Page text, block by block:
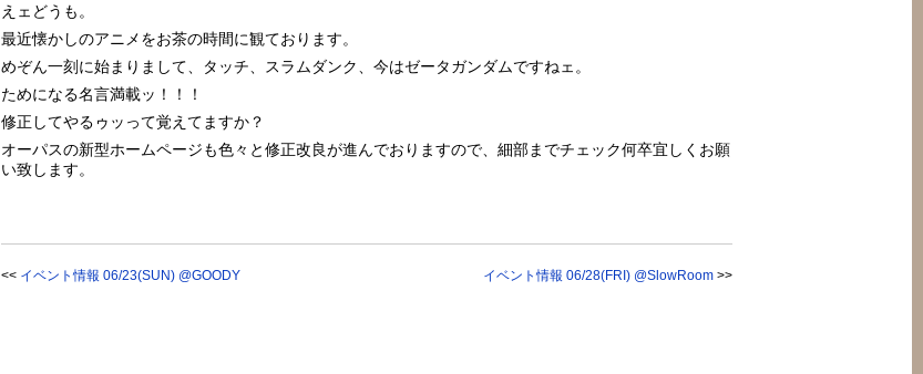
えェどうも。
最近懐かしのアニメをお茶の時間に観ております。
めぞん一刻に始まりまして、タッチ、スラムダンク、今はゼータガンダムですねェ。
ためになる名言満載ッ！！！
修正してやるゥッって覚えてますか？
オーパスの新型ホームページも色々と修正改良が進んでおりますので、細部までチェック何卒宜しくお願
い致します。
<< イベント情報 06/23(SUN) @GOODY イベント情報 06/28(FRI) @SlowRoom >>